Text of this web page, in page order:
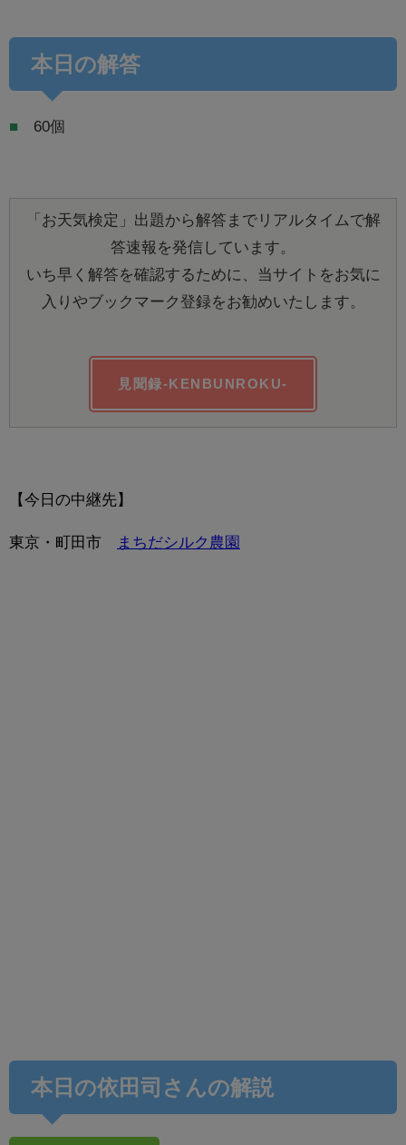
本日の解答
■ 60個
「お天気検定」出題から解答までリアルタイムで解
答速報を発信しています。
いち早く解答を確認するために、当サイトをお気に
入りやブックマーク登録をお勧めいたします。
見聞録-KENBUNROKU-
【今日の中継先】
東京・町田市 まちだシルク農園
本日の依田司さんの解説